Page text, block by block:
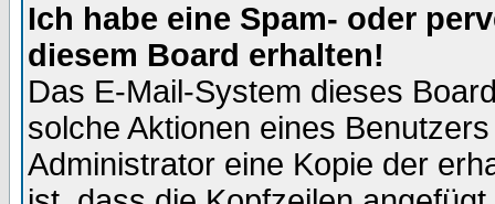
Ich habe eine Spam- oder
diesem Board erhalten!
Das E-Mail-System dieses
solche Aktionen eines
Administrator eine Kopie der